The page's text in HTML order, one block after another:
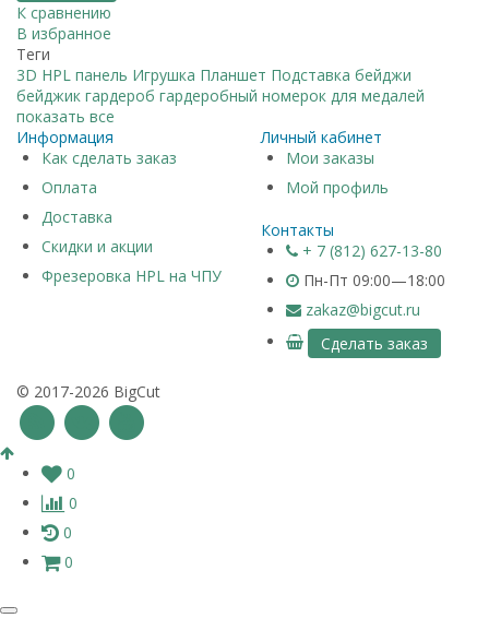
К сравнению
В избранное
Теги
3D HPL панель Игрушка Планшет Подставка бейджи
бейджик гардероб гардеробный номерок для медалей
показать все
Информация
Как сделать заказ
Оплата
Доставка
Скидки и акции
Фрезеровка HPL на ЧПУ
Личный кабинет
Мои заказы
Мой профиль
Контакты
+ 7 (812) 627-13-80
Пн-Пт 09:00—18:00
zakaz@bigcut.ru
Сделать заказ
© 2017-2026 BigCut
0
0
0
0